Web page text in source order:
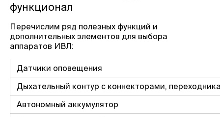
функционал
Перечислим ряд полезных функций и
дополнительных элементов для выбора
аппаратов ИВЛ:
Датчики оповещения
Дыхательный контур с коннекторами,
Автономный аккумулятор